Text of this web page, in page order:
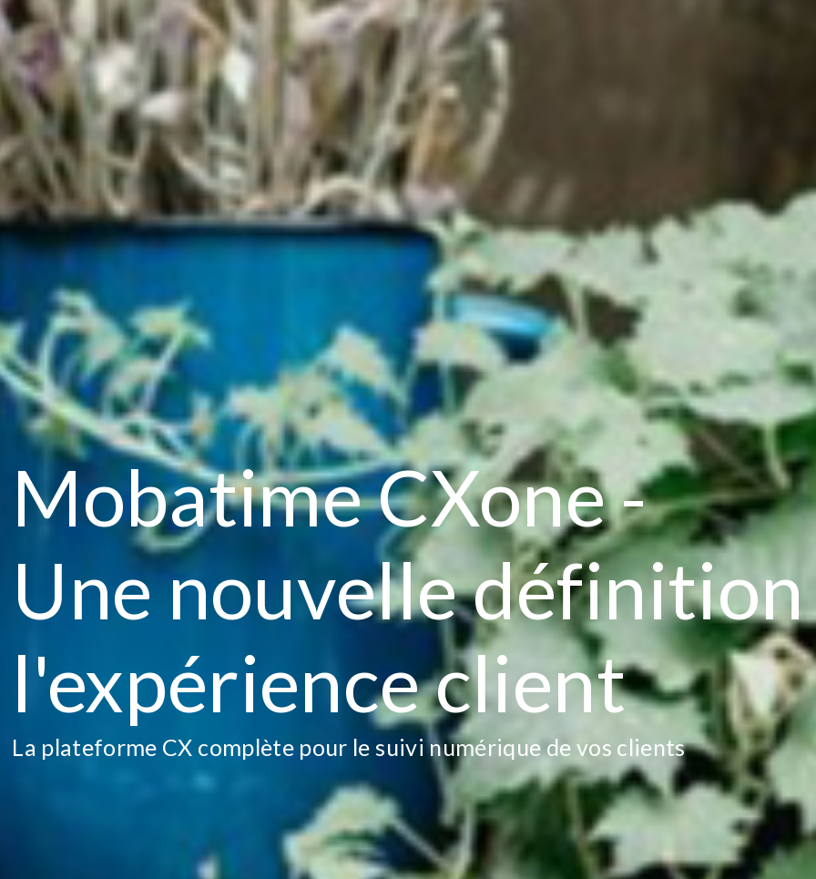
Mobatime CXone -
Une nouvelle
l'expérience client
La plateforme CX complète pour le suivi numérique de vos clients